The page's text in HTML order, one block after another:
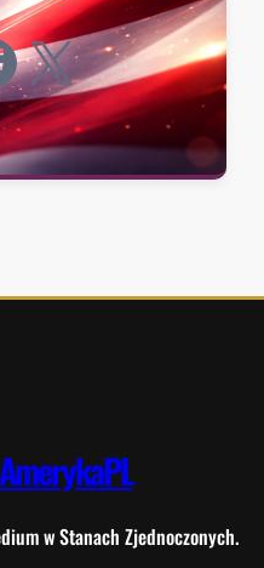
X
AmerykaPL
w Stanach Zjednoczonych.